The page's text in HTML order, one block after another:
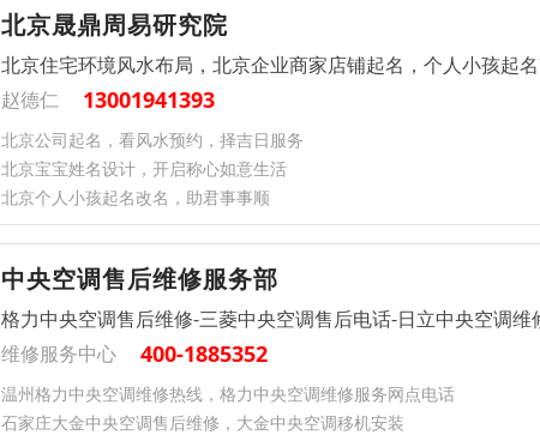
北京晟鼎周易研究院
北京住宅环境风水布局，北京企业商家店铺起名，个人小孩起
赵德仁
13001941393
北京公司起名，看风水预约，择吉日服务
北京宝宝姓名设计，开启称心如意生活
北京个人小孩起名改名，助君事事顺
中央空调售后维修服务部
格力中央空调售后维修-三菱中央空调售后电话-日立中央空调维
维修服务中心
400-1885352
温州格力中央空调维修热线，格力中央空调维修服务网点电话
石家庄大金中央空调售后维修，大金中央空调移机安装